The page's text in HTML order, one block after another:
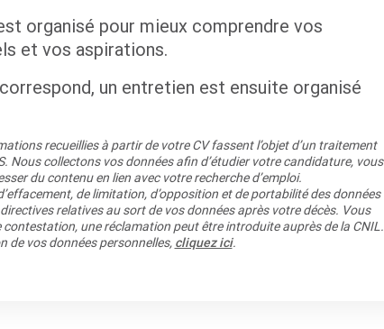
organisé pour mieux comprendre vos
et vos aspirations.
un entretien est ensuite organisé
recueillies à partir de votre CV fassent l’objet d’un traitement
Nous collectons vos données afin d’étudier votre candidature, vous
du contenu en lien avec votre recherche d’emploi.
de limitation, d’opposition et de portabilité des données
relatives au sort de vos données après votre décès. Vous
contestation, une réclamation peut être introduite auprès de la CNIL.
de vos données personnelles, cliquez ici.